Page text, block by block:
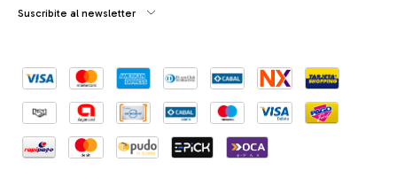
Suscribite al newsletter